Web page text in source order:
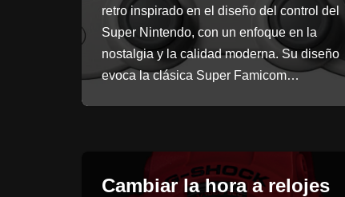
retro inspirado en el diseño del control del
Super Nintendo, con un enfoque en la
nostalgia y la calidad moderna. Su diseño
evoca la clásica Super Famicom…
Cambiar la hora a relojes